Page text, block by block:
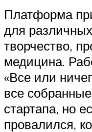
Платформа
для
творчество,
медицина.
«Все или
все
стартапа, но
провалился,